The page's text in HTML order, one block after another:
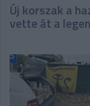
Új korszak a
vette át a